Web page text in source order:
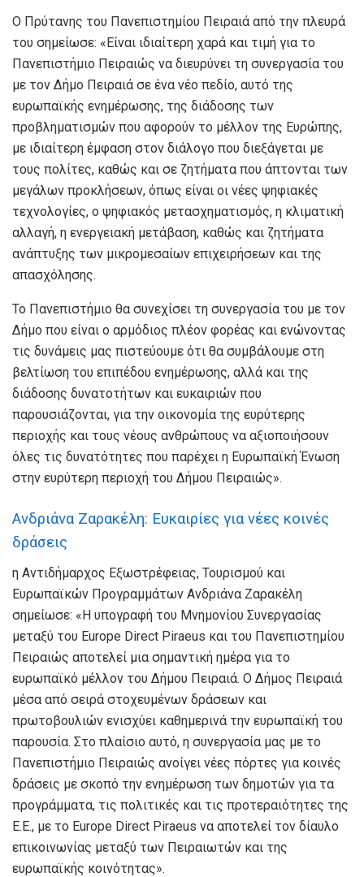
Ο Πρύτανης του Πανεπιστημίου Πειραιά από την πλευρά
του σημείωσε: «Είναι ιδιαίτερη χαρά και τιμή για το
Πανεπιστήμιο Πειραιώς να διευρύνει τη συνεργασία του
με τον Δήμο Πειραιά σε ένα νέο πεδίο, αυτό της
ευρωπαϊκής ενημέρωσης, της διάδοσης των
προβληματισμών που αφορούν το μέλλον της Ευρώπης,
με ιδιαίτερη έμφαση στον διάλογο που διεξάγεται με
τους πολίτες, καθώς και σε ζητήματα που άπτονται των
μεγάλων προκλήσεων, όπως είναι οι νέες ψηφιακές
τεχνολογίες, ο ψηφιακός μετασχηματισμός, η κλιματική
αλλαγή, η ενεργειακή μετάβαση, καθώς και ζητήματα
ανάπτυξης των μικρομεσαίων επιχειρήσεων και της
απασχόλησης.
Το Πανεπιστήμιο θα συνεχίσει τη συνεργασία του με τον
Δήμο που είναι ο αρμόδιος πλέον φορέας και ενώνοντας
τις δυνάμεις μας πιστεύουμε ότι θα συμβάλουμε στη
βελτίωση του επιπέδου ενημέρωσης, αλλά και της
διάδοσης δυνατοτήτων και ευκαιριών που
παρουσιάζονται, για την οικονομία της ευρύτερης
περιοχής και τους νέους ανθρώπους να αξιοποιήσουν
όλες τις δυνατότητες που παρέχει η Ευρωπαϊκή Ένωση
στην ευρύτερη περιοχή του Δήμου Πειραιώς».
Ανδριάνα Ζαρακέλη: Ευκαιρίες για νέες κοινές
δράσεις
η Αντιδήμαρχος Εξωστρέφειας, Τουρισμού και
Ευρωπαϊκών Προγραμμάτων Ανδριάνα Ζαρακέλη
σημείωσε: «Η υπογραφή του Μνημονίου Συνεργασίας
μεταξύ του Europe Direct Piraeus και του Πανεπιστημίου
Πειραιώς αποτελεί μια σημαντική ημέρα για το
ευρωπαϊκό μέλλον του Δήμου Πειραιά. Ο Δήμος Πειραιά
μέσα από σειρά στοχευμένων δράσεων και
πρωτοβουλιών ενισχύει καθημερινά την ευρωπαϊκή του
παρουσία. Στο πλαίσιο αυτό, η συνεργασία μας με το
Πανεπιστήμιο Πειραιώς ανοίγει νέες πόρτες για κοινές
δράσεις με σκοπό την ενημέρωση των δημοτών για τα
προγράμματα, τις πολιτικές και τις προτεραιότητες της
Ε.Ε., με το Europe Direct Piraeus να αποτελεί τον δίαυλο
επικοινωνίας μεταξύ των Πειραιωτών και της
ευρωπαϊκής κοινότητας».